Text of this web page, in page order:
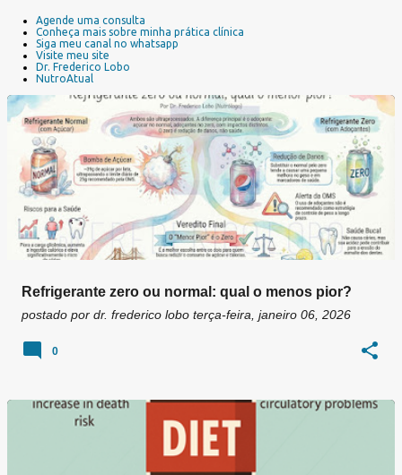
g
e
Agende uma consulta
Conheça mais sobre minha prática clínica
Siga meu canal no whatsapp
Visite meu site
Dr. Frederico Lobo
NutroAtual
Refrigerante zero ou normal: qual o menos pior?
postado por dr. frederico lobo terça-feira, janeiro 06, 2026
0